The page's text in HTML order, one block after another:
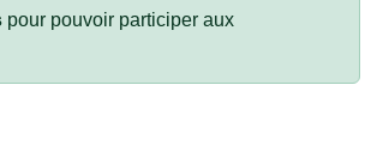
pour pouvoir participer aux